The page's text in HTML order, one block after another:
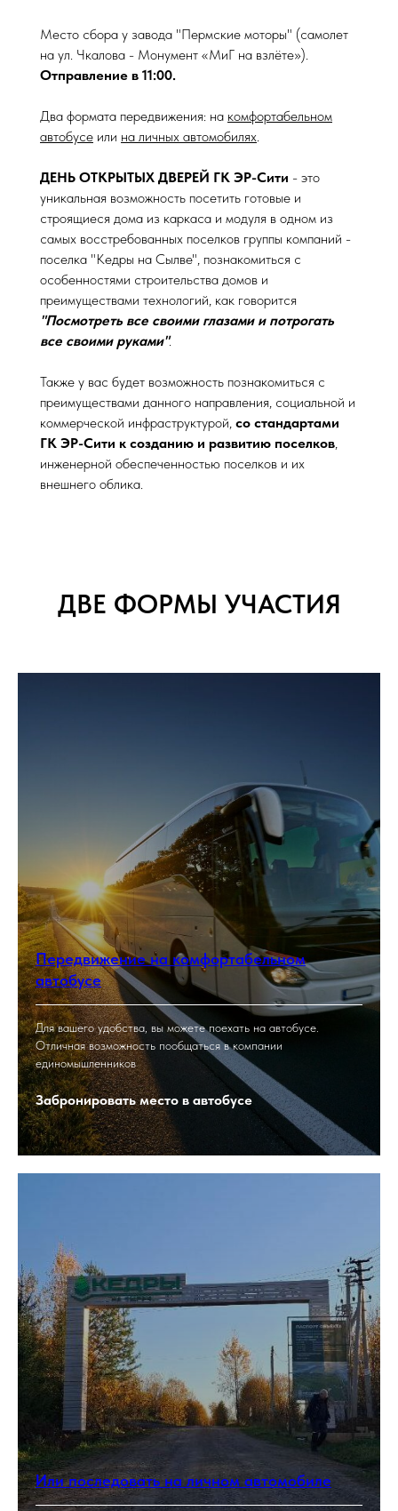
Место сбора у завода "Пермские моторы" (самолет
на ул. Чкалова - Монумент «МиГ на взлёте»).
Отправление в 11:00.
Два формата передвижения: на комфортабельном
автобусе или на личных автомобилях.
ДЕНЬ ОТКРЫТЫХ ДВЕРЕЙ ГК ЭР-Сити - это
уникальная возможность посетить готовые и
строящиеся дома из каркаса и модуля в одном из
самых восстребованных поселков группы компаний -
поселка "Кедры на Сылве", познакомиться с
особенностями строительства домов и
преимуществами технологий, как говорится
"Посмотреть все своими глазами и потрогать
все своими руками".
Также у вас будет возможность познакомиться с
преимуществами данного направления, социальной и
коммерческой инфраструктурой, со стандартами
ГК ЭР-Сити к созданию и развитию поселков,
инженерной обеспеченностью поселков и их
внешнего облика.
ДВЕ ФОРМЫ УЧАСТИЯ
Передвижение на комфортабельном
автобусе
Для вашего удобства, вы можете поехать на автобусе.
Отличная возможность пообщаться в компании
единомышленников
Забронировать место в автобусе
Или последовать на личном автомобиле